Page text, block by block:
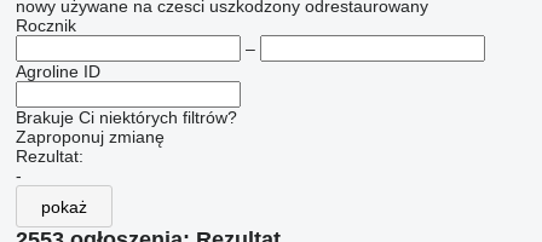
nowy używane na czesci uszkodzony odrestaurowany
Rocznik
–
Agroline ID
Brakuje Ci niektórych filtrów?
Zaproponuj zmianę
Rezultat:
-
pokaż